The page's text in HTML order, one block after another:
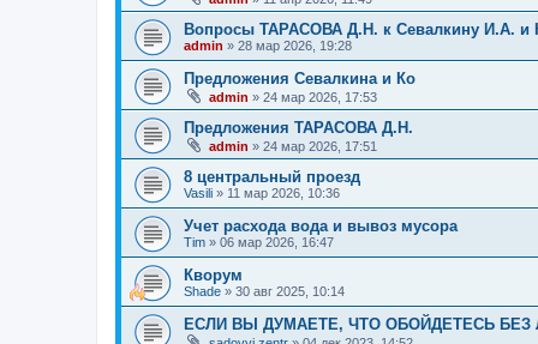
Вопросы ТАРАСОВА Д.Н. к Севалкину И.А. и
admin » 28 мар 2026, 19:28
Предложения Севалкина и Ко
admin » 24 мар 2026, 17:53
Предложения ТАРАСОВА Д.Н.
admin » 24 мар 2026, 17:51
8 центральный проезд
Vasili » 11 мар 2026, 10:36
Учет расхода вода и вывоз мусора
Tim » 06 мар 2026, 16:47
Кворум
Shade » 30 авг 2025, 10:14
ЕСЛИ ВЫ ДУМАЕТЕ, ЧТО ОБОЙДЕТЕСЬ БЕЗ